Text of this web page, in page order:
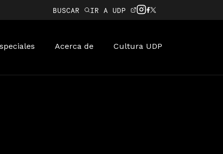
BUSCAR IR A UDP
Acerca de Cultura UDP